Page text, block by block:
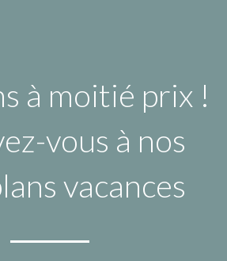
à moitié prix !
vous à nos
vacances